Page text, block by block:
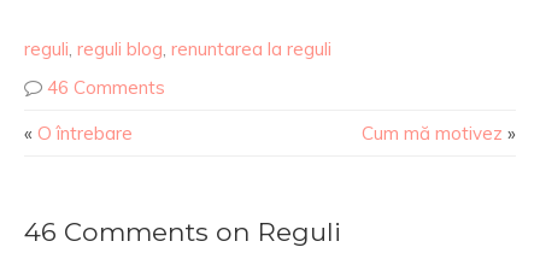
reguli, reguli blog, renuntarea la reguli
46 Comments
« O întrebare Cum mă motivez »
46 Comments on Reguli